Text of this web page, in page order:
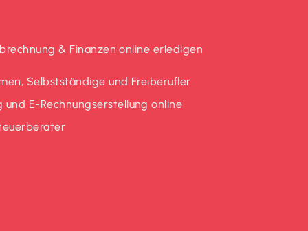
& Finanzen online erledigen
Selbstständige und Freiberufler
E-Rechnungserstellung online